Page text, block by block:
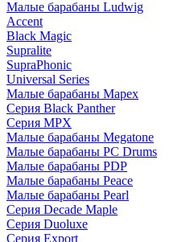
Малые барабаны Ludwig
Accent
Black Magic
Supralite
SupraPhonic
Universal Series
Малые барабаны Mapex
Серия Black Panther
Серия MPX
Малые барабаны Megatone
Малые барабаны PC Drums
Малые барабаны PDP
Малые барабаны Peace
Малые барабаны Pearl
Серия Decade Maple
Серия Duoluxe
Серия Export